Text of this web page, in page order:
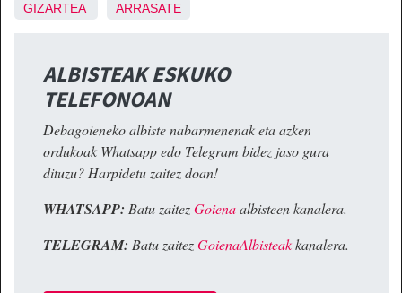
GIZARTEA ARRASATE
ALBISTEAK ESKUKO
TELEFONOAN
Debagoieneko albiste nabarmenenak eta azken
ordukoak Whatsapp edo Telegram bidez jaso gura
dituzu? Harpidetu zaitez doan!
WHATSAPP: Batu zaitezGoienaalbisteen kanalera.
TELEGRAM: Batu zaitezGoienaAlbisteakkanalera.